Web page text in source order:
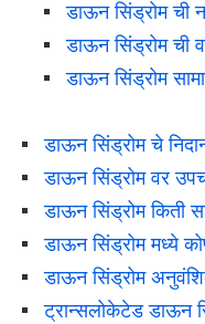
डाऊन सिंड्रोम ची
डाऊन सिंड्रोम ची
डाऊन सिंड्रोम
डाऊन सिंड्रोम चे
डाऊन सिंड्रोम वर
डाऊन सिंड्रोम किती
डाऊन सिंड्रोम मध्ये
डाऊन सिंड्रोम
ट्रान्सलोकेटेड डाऊन